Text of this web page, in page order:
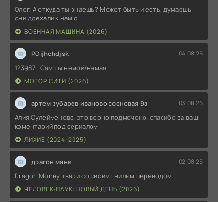
Олег, А откуда ты знаешь? Может быть и есть, думаешь
они доехали к нам с
ВОЕННАЯ МАШИНА (2026)
POijhchdjsk 04.08.26
123987, Сам ты немой/немая.
МОТОР СИТИ (2026)
артем зубарев иваново сосновая 9а 03.08.26
Алия Сулейменова, это верно подмечено. спасибо за ваш
коментарий под сериалом
ЛИХИЕ (2024-2025)
драгон мани 02.08.26
Dragon Money твари со своим гнилым переводом.
ЧЕЛОВЕК-ПАУК: НОВЫЙ ДЕНЬ (2026)